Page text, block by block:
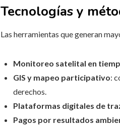
Tecnologías y
Las herramientas que generan
Monitoreo satelital en
GIS y mapeo participativo:
derechos.
Plataformas digitales de
Pagos por resultados